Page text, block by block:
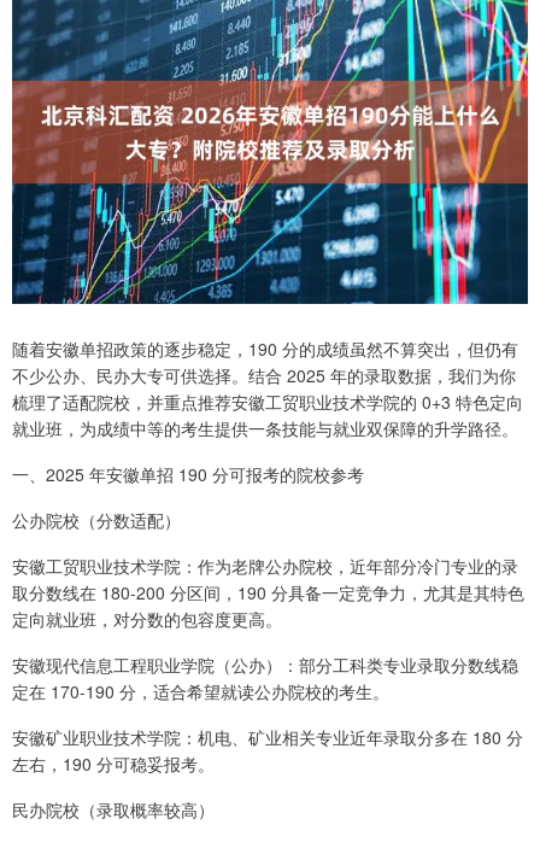
随着安徽单招政策的逐步稳定，190 分的成绩虽然不算突出，但仍有
不少公办、民办大专可供选择。结合 2025 年的录取数据，我们为你
梳理了适配院校，并重点推荐安徽工贸职业技术学院的 0+3 特色定向
就业班，为成绩中等的考生提供一条技能与就业双保障的升学路径。
一、2025 年安徽单招 190 分可报考的院校参考
公办院校（分数适配）
安徽工贸职业技术学院：作为老牌公办院校，近年部分冷门专业的录
取分数线在 180-200 分区间，190 分具备一定竞争力，尤其是其特色
定向就业班，对分数的包容度更高。
安徽现代信息工程职业学院（公办）：部分工科类专业录取分数线稳
定在 170-190 分，适合希望就读公办院校的考生。
安徽矿业职业技术学院：机电、矿业相关专业近年录取分多在 180 分
左右，190 分可稳妥报考。
民办院校（录取概率较高）